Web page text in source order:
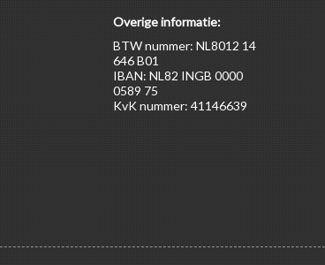
Overige informatie:
BTW nummer: NL8012 14
646 B01
IBAN: NL82 INGB 0000
0589 75
KvK nummer: 41146639